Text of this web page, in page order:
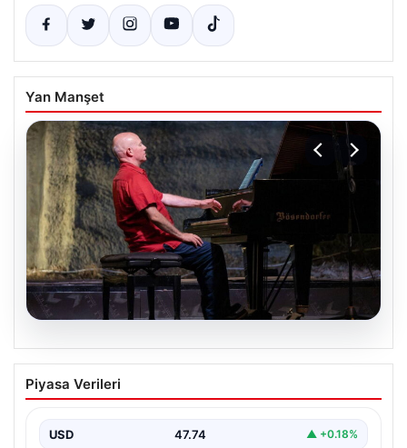
Yan Manşet
23. Uluslararası Gümüşlük Müzik
Festivali’nde İngiliz Piyanist Charles
Bodrum’un eşsiz atmosferinde düzenlenen 23.
Piyasa Verileri
USD 47.74 ▲ +0.18%